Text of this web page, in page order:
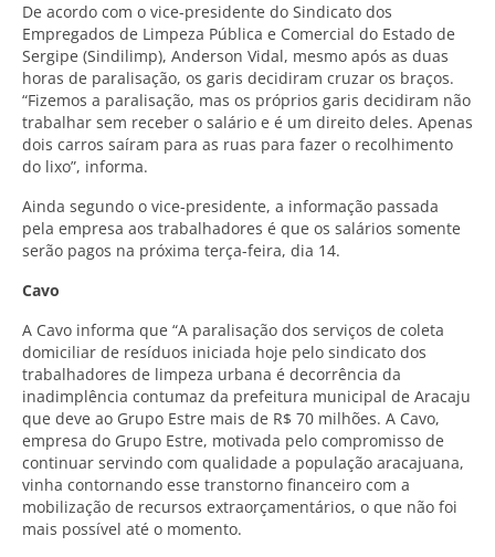
De acordo com o vice-presidente do Sindicato dos
Empregados de Limpeza Pública e Comercial do Estado de
Sergipe (Sindilimp), Anderson Vidal, mesmo após as duas
horas de paralisação, os garis decidiram cruzar os braços.
“Fizemos a paralisação, mas os próprios garis decidiram não
trabalhar sem receber o salário e é um direito deles. Apenas
dois carros saíram para as ruas para fazer o recolhimento
do lixo”, informa.
Ainda segundo o vice-presidente, a informação passada
pela empresa aos trabalhadores é que os salários somente
serão pagos na próxima terça-feira, dia 14.
Cavo
A Cavo informa que “A paralisação dos serviços de coleta
domiciliar de resíduos iniciada hoje pelo sindicato dos
trabalhadores de limpeza urbana é decorrência da
inadimplência contumaz da prefeitura municipal de Aracaju
que deve ao Grupo Estre mais de R$ 70 milhões. A Cavo,
empresa do Grupo Estre, motivada pelo compromisso de
continuar servindo com qualidade a população aracajuana,
vinha contornando esse transtorno financeiro com a
mobilização de recursos extraorçamentários, o que não foi
mais possível até o momento.